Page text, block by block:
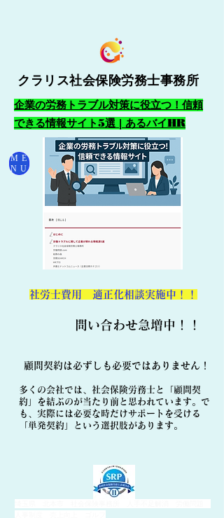
クラリス社会保険労務士事務所
企業の労務トラブル対策に役立つ！信頼
できる情報サイト5選 | あるバイHR
ME
NU
​社労士費用 適正化相談実施中！！
​問い合わせ急増中！！
顧問契約は必ずしも必要ではありません！
多くの会社では、社会保険労務士と「顧問契
約」を結ぶのが当たり前と思われています。で
も、実際には必要な時だけサポートを受ける
「単発契約」という選択肢があります。